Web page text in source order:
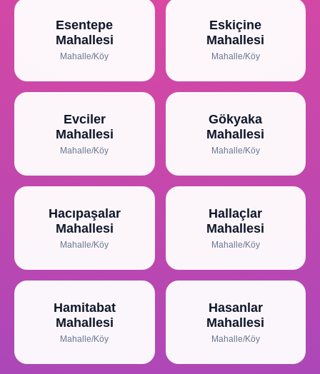
Esentepe
Mahallesi
Mahalle/Köy
Eskiçine
Mahallesi
Mahalle/Köy
Evciler
Mahallesi
Mahalle/Köy
Gökyaka
Mahallesi
Mahalle/Köy
Hacıpaşalar
Mahallesi
Mahalle/Köy
Hallaçlar
Mahallesi
Mahalle/Köy
Hamitabat
Mahallesi
Mahalle/Köy
Hasanlar
Mahallesi
Mahalle/Köy